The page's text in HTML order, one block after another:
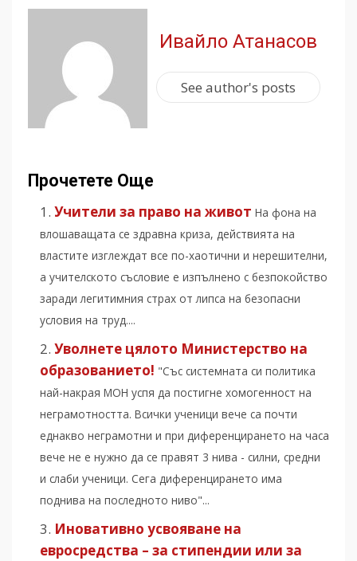
Ивайло Атанасов
See author's posts
Прочетете Още
Учители за право на живот На фона на
влошаващата се здравна криза, действията на
властите изглеждат все по-хаотични и нерешителни,
а учителското съсловие е изпълнено с безпокойство
заради легитимния страх от липса на безопасни
условия на труд....
Уволнете цялото Министерство на
образованието! "Със системната си политика
най-накрая МОН успя да постигне хомогенност на
неграмотността. Всички ученици вече са почти
еднакво неграмотни и при диференцирането на часа
вече не е нужно да се правят 3 нива - силни, средни
и слаби ученици. Сега диференцирането има
поднива на последното ниво"...
Иновативно усвояване на
евросредства – за стипендии или за